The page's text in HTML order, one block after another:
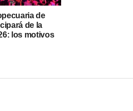
de
de la
los motivos